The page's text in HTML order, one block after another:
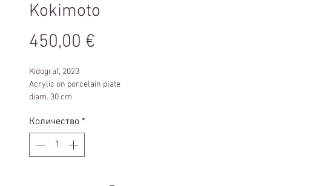
Kokimoto
450,00 €
Kidograf, 2023
Acrylic on porcelain plate
diam. 30 cm
Количество *